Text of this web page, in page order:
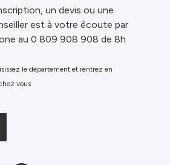
un devis ou une
est à votre écoute par
au 0 809 908 908 de 8h
le département et rentrez en
vous